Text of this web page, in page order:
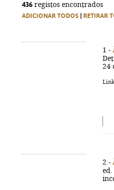
436 registos encontrados
ADICIONAR TODOS RETIRAR
1 -
24
2 -